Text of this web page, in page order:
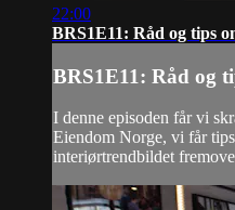
22:00
BRS1E11: Råd og tips
BRS1E11: Råd og
I denne episoden får vi
Eiendom Norge, vi får
interiørtrendbildet